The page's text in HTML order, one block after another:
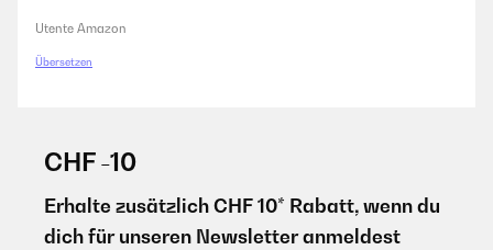
Utente Amazon
Übersetzen
CHF -10
Erhalte zusätzlich CHF 10* Rabatt, wenn du
dich für unseren Newsletter anmeldest